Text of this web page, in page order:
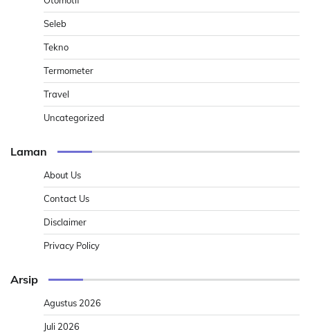
Seleb
Tekno
Termometer
Travel
Uncategorized
Laman
About Us
Contact Us
Disclaimer
Privacy Policy
Arsip
Agustus 2026
Juli 2026